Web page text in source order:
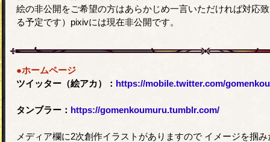
絵の非公開をご希望の方はあらかじめ一言いただければ対応
る予定です）pixivには現在非公開です。
●ホームページ
ツイッター（絵アカ）： https://mobile.twitter.com/
タンブラー： https://gomenkoumuru.tumblr.com/
メディア欄に2次創作イラストがありますので イメージを掴